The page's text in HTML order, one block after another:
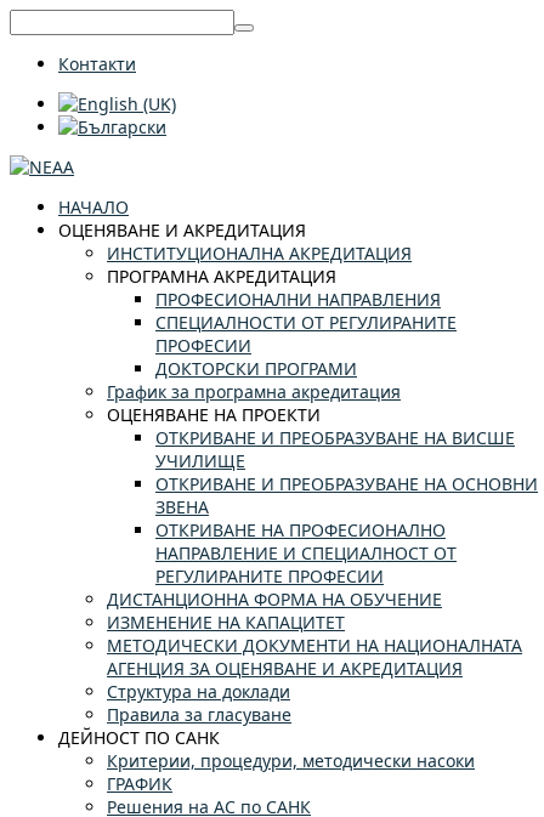
Контакти
НАЧАЛО
ОЦЕНЯВАНЕ И АКРЕДИТАЦИЯ
ИНСТИТУЦИОНАЛНА АКРЕДИТАЦИЯ
ПРОГРАМНА АКРЕДИТАЦИЯ
ПРОФЕСИОНАЛНИ НАПРАВЛЕНИЯ
СПЕЦИАЛНОСТИ ОТ РЕГУЛИРАНИТЕ
ПРОФЕСИИ
ДОКТОРСКИ ПРОГРАМИ
График за програмна акредитация
ОЦЕНЯВАНЕ НА ПРОЕКТИ
ОТКРИВАНЕ И ПРЕОБРАЗУВАНЕ НА ВИСШЕ
УЧИЛИЩЕ
ОТКРИВАНЕ И ПРЕОБРАЗУВАНЕ НА ОСНОВНИ
ЗВЕНА
ОТКРИВАНЕ НА ПРОФЕСИОНАЛНО
НАПРАВЛЕНИЕ И СПЕЦИАЛНОСТ ОТ
РЕГУЛИРАНИТЕ ПРОФЕСИИ
ДИСТАНЦИОННА ФОРМА НА ОБУЧЕНИЕ
ИЗМЕНЕНИЕ НА КАПАЦИТЕТ
МЕТОДИЧЕСКИ ДОКУМЕНТИ НА НАЦИОНАЛНАТА
АГЕНЦИЯ ЗА ОЦЕНЯВАНЕ И АКРЕДИТАЦИЯ
Структура на доклади
Правила за гласуване
ДЕЙНОСТ ПО САНК
Критерии, процедури, методически насоки
ГРАФИК
Решения на АС по САНК